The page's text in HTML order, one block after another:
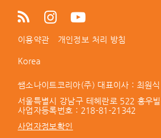
이용약관 개인정보 처리 방침
Korea
쌤소나이트코리아(주) 대표이사 : 최원식
서울특별시 강남구 테헤란로 522 홍우
사업자등록번호 : 218-81-21342
사업자정보확인